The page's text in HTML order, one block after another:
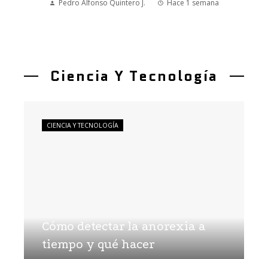
Pedro Alfonso Quintero J. Hace 1 semana
Ciencia Y Tecnología
Cómo detectar la anorexia a
tiempo y qué hacer
CIENCIA Y TECNOLOGÍA